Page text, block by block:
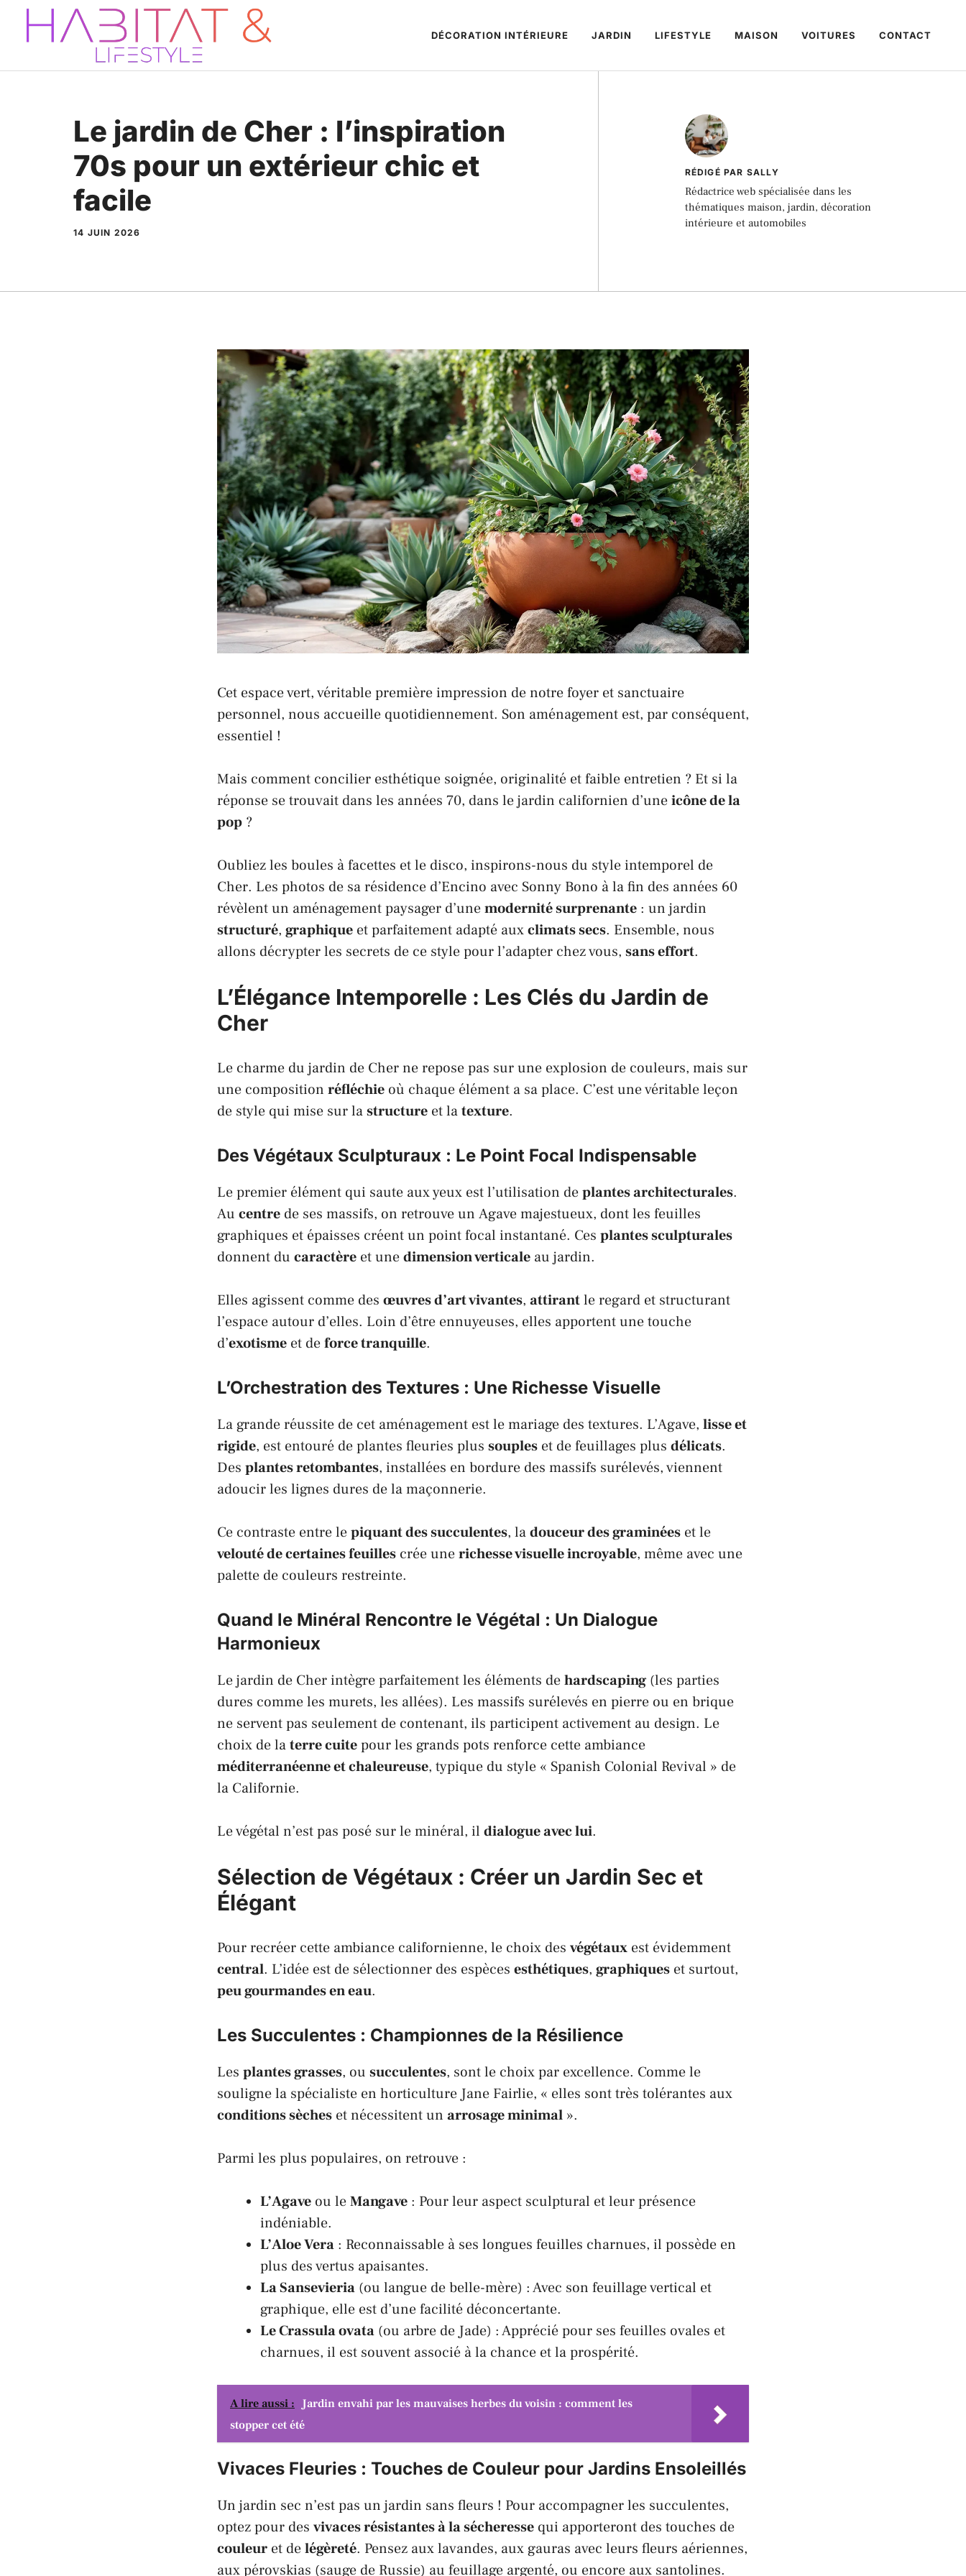
Aller
DÉCORATION INTÉRIEURE JARDIN LIFESTYLE MAISON VOITURES CONTACT
Le jardin de Cher : l’inspiration
70s pour un extérieur chic et
facile
14 JUIN 2026
RÉDIGÉ PAR SALLY
Rédactrice web spécialisée dans les
thématiques maison, jardin, décoration
intérieure et automobiles
Cet espace vert, véritable première impression de notre foyer et sanctuaire
personnel, nous accueille quotidiennement. Son aménagement est, par conséquent,
essentiel !
Mais comment concilier esthétique soignée, originalité et faible entretien ? Et si la
réponse se trouvait dans les années 70, dans le jardin californien d’uneicône de la
pop ?
Oubliez les boules à facettes et le disco, inspirons-nous du style intemporel de
Cher. Les photos de sa résidence d’Encino avec Sonny Bono à la fin des années 60
révèlent un aménagement paysager d’unemodernité surprenante : un jardin
structuré, graphique et parfaitement adapté auxclimats secs. Ensemble, nous
allons décrypter les secrets de ce style pour l’adapter chez vous, sans effort.
L’Élégance Intemporelle : Les Clés du Jardin de
Cher
Le charme du jardin de Cherne repose pas sur une explosion de couleurs, mais sur
une composition réfléchie où chaque élément a sa place. C’est une véritable leçon
de style qui mise sur lastructure et latexture.
Des Végétaux Sculpturaux : Le Point Focal Indispensable
Le premier élément qui saute aux yeux est l’utilisation deplantes architecturales.
Au centre de ses massifs, on retrouve un Agavemajestueux, dont les feuilles
graphiques et épaisses créent un point focal instantané. Ces plantes sculpturales
donnent du caractère et unedimension verticale au jardin.
Elles agissent comme des œuvres d’art vivantes, attirantle regard et structurant
l’espace autour d’elles. Loin d’être ennuyeuses, elles apportent une touche
d’exotisme et deforce tranquille.
L’Orchestration des Textures : Une Richesse Visuelle
La grande réussite de cet aménagement est le mariage des textures. L’Agave, lisse et
rigide, est entouré de plantes fleuries plus souples et de feuillages plus délicats.
Des plantes retombantes, installées en bordure des massifs surélevés, viennent
adoucir les lignes dures de la maçonnerie.
Ce contraste entre lepiquant des succulentes, ladouceur des graminées et le
velouté de certaines feuilles crée unerichesse visuelle incroyable, même avec une
palette de couleurs restreinte.
Quand le Minéral Rencontre le Végétal : Un Dialogue
Harmonieux
Le jardin de Cherintègre parfaitement les éléments dehardscaping (les parties
dures comme les murets, les allées). Les massifs surélevés en pierre ou en brique
ne servent pas seulement de contenant, ils participent activement au design. Le
choix de laterre cuitepour les grands pots renforce cette ambiance
méditerranéenne et chaleureuse, typique du style « Spanish Colonial Revival » de
la Californie.
Le végétal n’est pas posé sur le minéral, il dialogue avec lui.
Sélection de Végétaux : Créer un Jardin Sec et
Élégant
Pour recréer cette ambiance californienne, le choix des végétaux est évidemment
central. L’idée est de sélectionner des espèces esthétiques, graphiques et surtout,
peu gourmandes en eau.
Les Succulentes : Championnes de la Résilience
Les plantes grasses, ou succulentes, sont le choix par excellence. Comme le
souligne la spécialiste en horticulture Jane Fairlie, « elles sont très tolérantes aux
conditions sèches et nécessitent un arrosage minimal ».
Parmi les plus populaires, on retrouve :
L’Agave ou leMangave : Pour leur aspect sculptural et leur présence
indéniable.
L’Aloe Vera : Reconnaissable à ses longues feuilles charnues, il possède en
plus des vertus apaisantes.
La Sansevieria (ou langue de belle-mère) : Avec son feuillage vertical et
graphique, elle est d’une facilité déconcertante.
Le Crassula ovata (ou arbre de Jade) : Apprécié pour ses feuilles ovales et
charnues, il est souvent associé à la chance et la prospérité.
A lire aussi : Jardin envahi par les mauvaises herbes du voisin : comment les
stopper cet été
Vivaces Fleuries : Touches de Couleur pour Jardins Ensoleillés
Un jardin sec n’est pas un jardin sans fleurs ! Pour accompagner les succulentes,
optez pour des vivaces résistantes à la sécheresse qui apporteront des touches de
couleur et delégèreté. Pensez auxlavandes, aux gauras avec leurs fleurs aériennes,
auxpérovskias (sauge de Russie) au feuillage argenté, ou encore aux santolines.